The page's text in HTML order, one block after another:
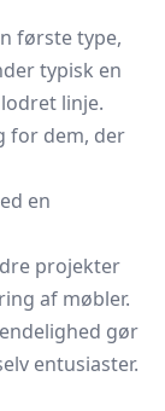
første type,
typisk en
linje.
for dem, der
en
projekter
af møbler.
gør
entusiaster.